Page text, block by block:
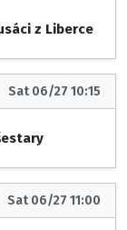
z Liberce
Sat 06/27 10:15
Sat 06/27 11:00